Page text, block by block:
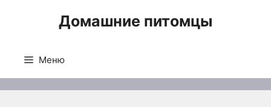
Домашние питомцы
Меню